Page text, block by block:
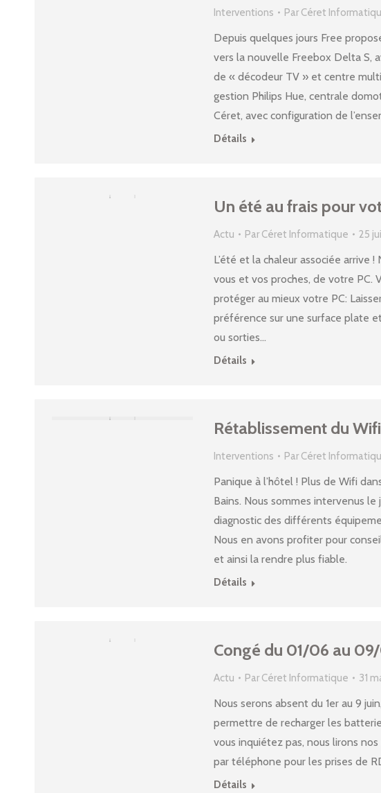
Interventions ParCéret
Depuis quelques jours Free
vers la nouvelle Freebox Delta S,
de « décodeur TV » et centre
gestion Philips Hue, centrale
Céret, avec configuration de
Détails
Un été au frais pour
Actu ParCéret Informatique 25
L’été et la chaleur associée arrive
vous et vos proches, de votre PC.
protéger au mieux votre PC:
préférence sur une surface plate
ou sorties…
Détails
Rétablissement du
Interventions ParCéret
Panique à l’hôtel ! Plus de Wifi
Bains. Nous sommes intervenus
diagnostic des différents
Nous en avons profiter pour
et ainsi la rendre plus fiable.
Détails
Congé du 01/06 au
Actu ParCéret Informatique 31
Nous serons absent du 1er au 9
permettre de recharger les
vous inquiétez pas, nous lirons
par téléphone pour les prises de
Détails